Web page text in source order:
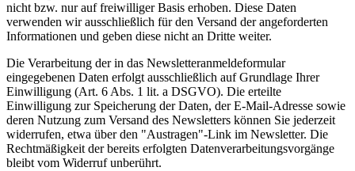
nicht bzw. nur auf freiwilliger Basis erhoben. Diese Daten
verwenden wir ausschließlich für den Versand der angeforderten
Informationen und geben diese nicht an Dritte weiter.
Die Verarbeitung der in das Newsletteranmeldeformular
eingegebenen Daten erfolgt ausschließlich auf Grundlage Ihrer
Einwilligung (Art. 6 Abs. 1 lit. a DSGVO). Die erteilte
Einwilligung zur Speicherung der Daten, der E-Mail-Adresse sowie
deren Nutzung zum Versand des Newsletters können Sie jederzeit
widerrufen, etwa über den "Austragen"-Link im Newsletter. Die
Rechtmäßigkeit der bereits erfolgten Datenverarbeitungsvorgänge
bleibt vom Widerruf unberührt.